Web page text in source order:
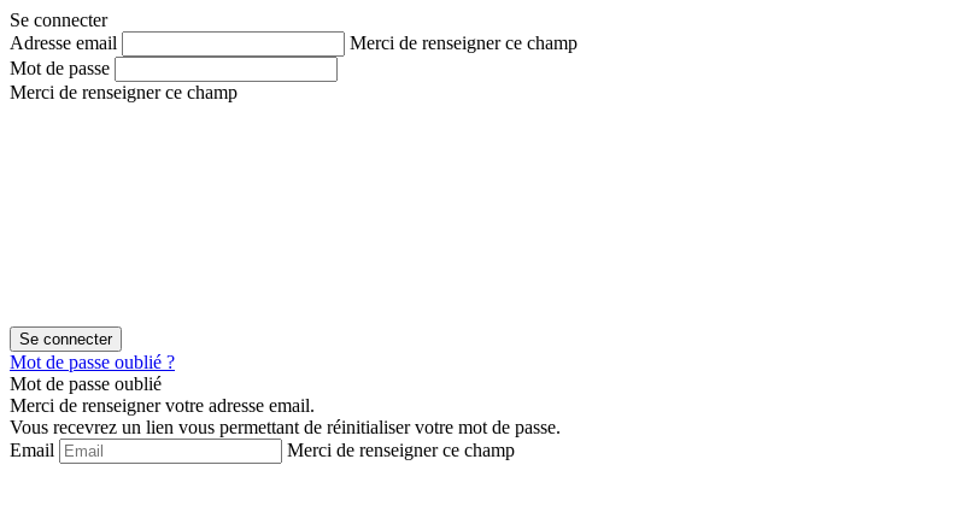
Aller
au
contenu
Aller
au
menu
Se connecter
Adresse email
Merci de renseigner ce champ
Mot de passe
Merci de renseigner ce champ
Mot de passe oublié ?
Mot de passe oublié
Merci de renseigner votre adresse email.
Vous recevrez un lien vous permettant de réinitialiser votre mot de passe.
Email
Merci de renseigner ce champ